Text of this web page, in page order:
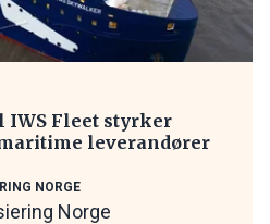
Fleet styrker
leverandører
NORGE
Norge